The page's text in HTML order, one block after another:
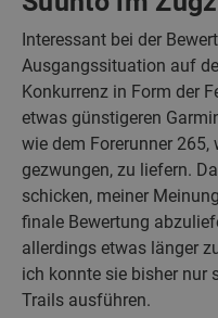
Interessant bei der
Ausgangssituation auf
Konkurrenz in Form der
etwas günstigeren
wie dem Forerunner
gezwungen, zu liefern.
schicken, meiner
finale Bewertung
allerdings etwas länger
ich konnte sie bisher nur
Trails ausführen.